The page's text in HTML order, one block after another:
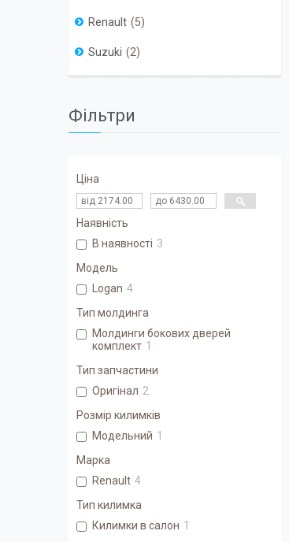
Renault 5
Suzuki 2
Фільтри
Ціна
Наявність
В наявності 3
Модель
Logan 4
Тип молдинга
Молдинги бокових дверей
комплект 1
Тип запчастини
Оригінал 2
Розмір килимків
Модельний 1
Марка
Renault 4
Тип килимка
Килимки в салон 1